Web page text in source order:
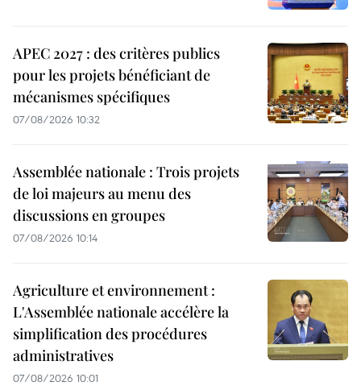
APEC 2027 : des critères publics
pour les projets bénéficiant de
mécanismes spécifiques
07/08/2026 10:32
Assemblée nationale : Trois projets
de loi majeurs au menu des
discussions en groupes
07/08/2026 10:14
Agriculture et environnement :
L'Assemblée nationale accélère la
simplification des procédures
administratives
07/08/2026 10:01